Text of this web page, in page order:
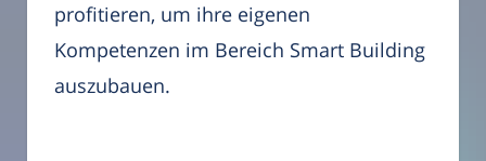
profitieren, um ihre eigenen
Kompetenzen im Bereich Smart Building
auszubauen.